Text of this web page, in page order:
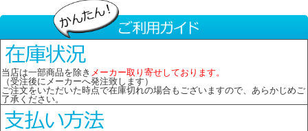
当店は一部商品を除き メーカー取り寄せしております。
（受注後にメーカーへ発注致します）
ご注文をいただいた時点で在庫切れの場合もございますので、あらかじめご
了承ください。